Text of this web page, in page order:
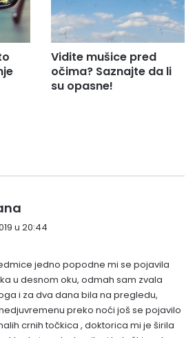
Vidite mušice pred
očima? Saznajte da li
su opasne!
a
s
a
o
:
u 20:44
jedno popodne mi se pojavila
u desnom oku, odmah sam zvala
i za dva dana bila na pregledu,
preko noći još se pojavilo
crnih točkica , doktorica mi je širila